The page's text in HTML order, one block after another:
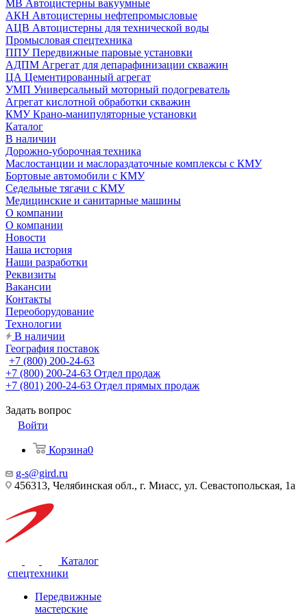
МВ Автоцистерны вакуумные
АКН Автоцистерны нефтепромысловые
АЦВ Автоцистерны для технической воды
Промысловая спецтехника
ППУ Передвижные паровые установки
АДПМ Агрегат для депарафинизации скважин
ЦА Цементированный агрегат
УМП Универсальный моторный подогреватель
Агрегат кислотной обработки скважин
КМУ Крано-манипуляторные установки
Каталог
В наличии
Дорожно-уборочная техника
Маслостанции и маслораздаточные комплексы с КМУ
Бортовые автомобили с КМУ
Седельные тягачи с КМУ
Медицинские и санитарные машины
О компании
О компании
Новости
Наша история
Наши разработки
Реквизиты
Вакансии
Контакты
Переоборудование
Технологии
В наличии
География поставок
+7 (800) 200-24-63
+7 (800) 200-24-63 Отдел продаж
+7 (801) 200-24-63 Отдел прямых продаж
Задать вопрос
Войти
Корзина0
g-s@gird.ru
456313, Челябинская обл., г. Миасс, ул. Севастопольская, 1а
Каталог
спецтехники
Передвижные
мастерские